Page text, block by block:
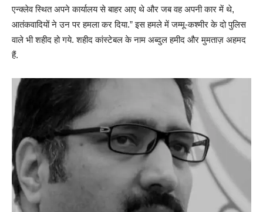
एन्क्लेव स्थित अपने कार्यालय से बाहर आए थे और जब वह अपनी कार में थे,
आतंकवादियों ने उन पर हमला कर दिया.” इस हमले में जम्मू-कश्मीर के दो पुलिस
वाले भी शहीद हो गये. शहीद कांस्टेबल के नाम अब्दुल हमीद और मुमताज़ अहमद
हैं.